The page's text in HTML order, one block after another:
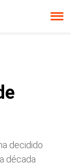
decidido
década